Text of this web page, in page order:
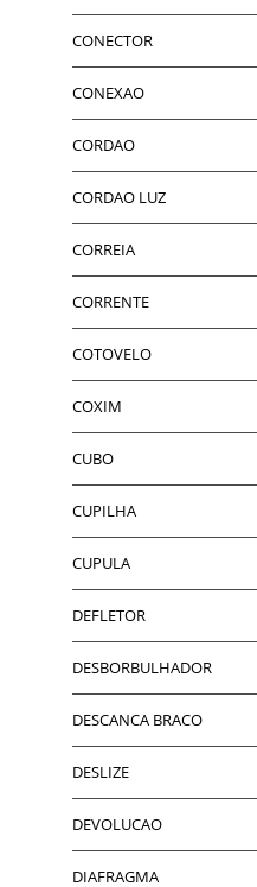
CONECTOR
CONEXAO
CORDAO
CORDAO LUZ
CORREIA
CORRENTE
COTOVELO
COXIM
CUBO
CUPILHA
CUPULA
DEFLETOR
DESBORBULHADOR
DESCANCA BRACO
DESLIZE
DEVOLUCAO
DIAFRAGMA